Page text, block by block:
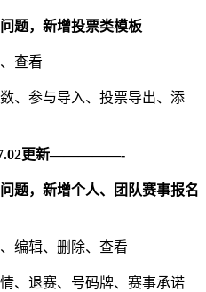
题，新增投票类模板
查看
、参与导入、投票导出、添
更新—————-
题，新增个人、团队赛事报名
编辑、删除、查看
、退赛、号码牌、赛事承诺